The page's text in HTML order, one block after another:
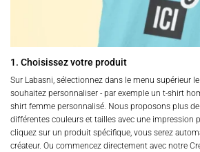
1. Choisissez votre produit
Sur Labasni, sélectionnez dans le menu supérieur
souhaitez personnaliser - par exemple un t-shirt
shirt femme personnalisé. Nous proposons plus
différentes couleurs et tailles avec une impression
cliquez sur un produit spécifique, vous serez
créateur. Ou commencez directement avec notre